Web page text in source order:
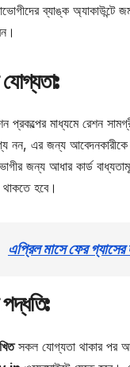
ব্যাঙ্ক
প্রকল্পের মাধ্যমে রেশন
নন, এর জন্য আবেদনকারীকে
জন্য আধার কার্ড
হবে।
এপ্রিল মাসে ফের
সকল যোগ্যতা থাকার পর